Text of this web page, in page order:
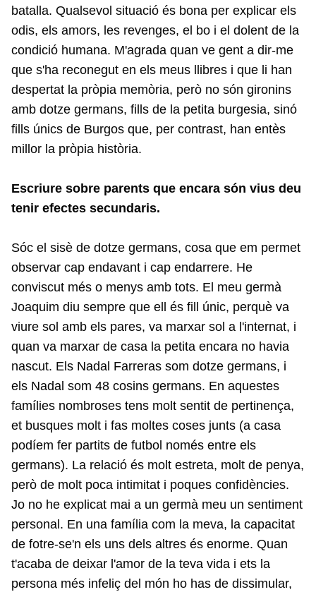
batalla. Qualsevol situació és bona per explicar els
odis, els amors, les revenges, el bo i el dolent de la
condició humana. M'agrada quan ve gent a dir-me
que s'ha reconegut en els meus llibres i que li han
despertat la pròpia memòria, però no són gironins
amb dotze germans, fills de la petita burgesia, sinó
fills únics de Burgos que, per contrast, han entès
millor la pròpia història.
Escriure sobre parents que encara són vius deu
tenir efectes secundaris.
Sóc el sisè de dotze germans, cosa que em permet
observar cap endavant i cap endarrere. He
conviscut més o menys amb tots. El meu germà
Joaquim diu sempre que ell és fill únic, perquè va
viure sol amb els pares, va marxar sol a l'internat, i
quan va marxar de casa la petita encara no havia
nascut. Els Nadal Farreras som dotze germans, i
els Nadal som 48 cosins germans. En aquestes
famílies nombroses tens molt sentit de pertinença,
et busques molt i fas moltes coses junts (a casa
podíem fer partits de futbol només entre els
germans). La relació és molt estreta, molt de penya,
però de molt poca intimitat i poques confidències.
Jo no he explicat mai a un germà meu un sentiment
personal. En una família com la meva, la capacitat
de fotre-se'n els uns dels altres és enorme. Quan
t'acaba de deixar l'amor de la teva vida i ets la
persona més infeliç del món ho has de dissimular,